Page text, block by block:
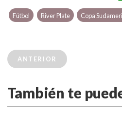
Fútbol River Plate Copa
ANTERIOR
También te